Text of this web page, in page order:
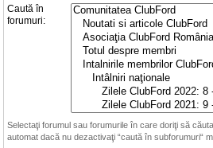
Caută în
forumuri:
Selectaţi forumul sau forumurile în care doriţi să
automat dacă nu dezactivaţi “caută în subforumuri“